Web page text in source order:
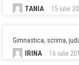
TANIA 15 iulie
Gimnastica, scrima,
IRINA 16 iulie